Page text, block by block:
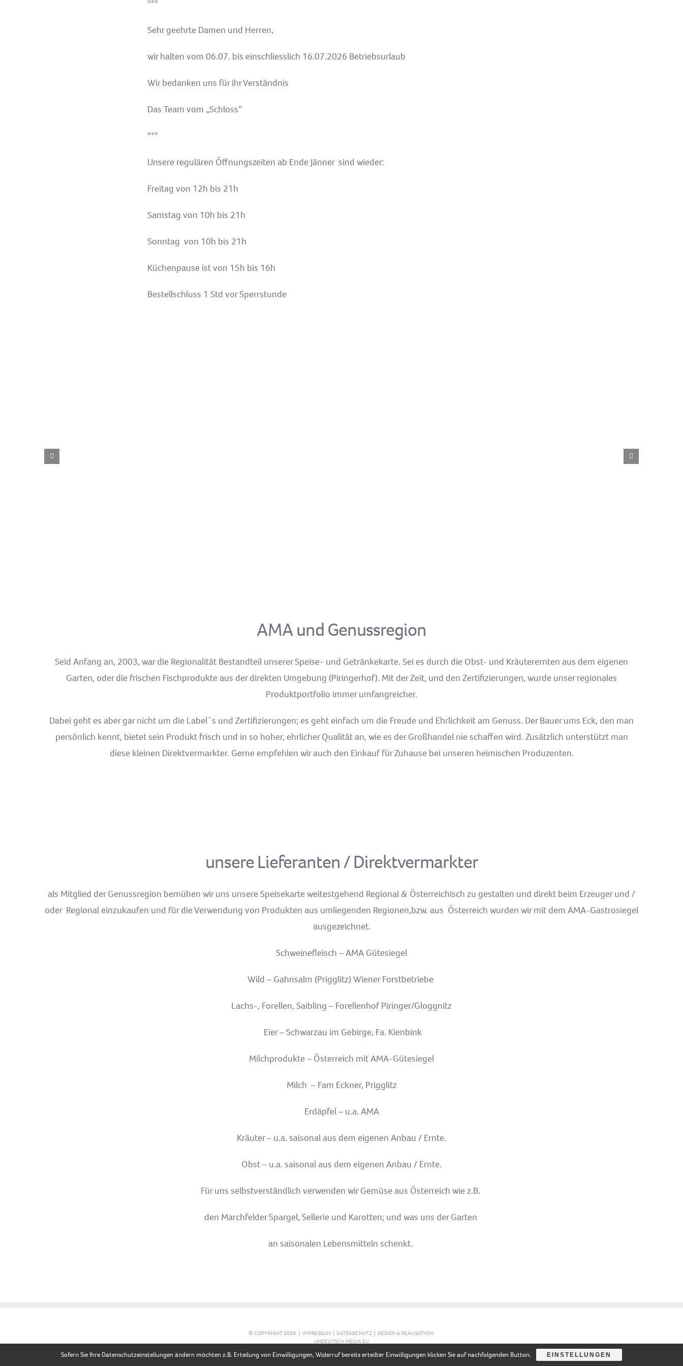
***
Sehr geehrte Damen und Herren,
wir halten vom 06.07. bis einschliesslich 16.07.2026 Betriebsurlaub
Wir bedanken uns für ihr Verständnis
Das Team vom „Schloss“
***
Unsere regulären Öffnungszeiten ab Ende Jänner sind wieder:
Freitag von 12h bis 21h
Samstag von 10h bis 21h
Sonntag von 10h bis 21h
Küchenpause ist von 15h bis 16h
Bestellschluss 1 Std vor Sperrstunde
AMA und Genussregion
Seid Anfang an, 2003, war die Regionalität Bestandteil unserer Speise- und Getränkekarte. Sei es durch die Obst- und Kräuterernten aus dem eigenen
Garten, oder die frischen Fischprodukte aus der direkten Umgebung (Piringerhof). Mit der Zeit, und den Zertifizierungen, wurde unser regionales
Produktportfolio immer umfangreicher.
Dabei geht es aber gar nicht um die Label`s und Zertifizierungen; es geht einfach um die Freude und Ehrlichkeit am Genuss. Der Bauer ums Eck, den man
persönlich kennt, bietet sein Produkt frisch und in so hoher, ehrlicher Qualität an, wie es der Großhandel nie schaffen wird. Zusätzlich unterstützt man
diese kleinen Direktvermarkter. Gerne empfehlen wir auch den Einkauf für Zuhause bei unseren heimischen Produzenten.
unsere Lieferanten / Direktvermarkter
als Mitglied der Genussregion bemühen wir uns unsere Speisekarte weitestgehend Regional & Österreichisch zu gestalten und direkt beim Erzeuger und /
oder Regional einzukaufen und für die Verwendung von Produkten aus umliegenden Regionen,bzw. aus Österreich wurden wir mit dem AMA-Gastrosiegel
ausgezeichnet.
Schweinefleisch – AMA Gütesiegel
Wild – Gahnsalm (Prigglitz) Wiener Forstbetriebe
Lachs-, Forellen, Saibling – Forellenhof Piringer/Gloggnitz
Eier – Schwarzau im Gebirge, Fa. Kienbink
Milchprodukte – Österreich mit AMA-Gütesiegel
Milch – Fam Eckner, Prigglitz
Erdäpfel – u.a. AMA
Kräuter – u.a. saisonal aus dem eigenen Anbau / Ernte.
Obst – u.a. saisonal aus dem eigenen Anbau / Ernte.
Für uns selbstverständlich verwenden wir Gemüse aus Österreich wie z.B.
den Marchfelder Spargel, Sellerie und Karotten; und was uns der Garten
an saisonalen Lebensmitteln schenkt.
© COPYRIGHT2026 | IMPRESSUM DATENSCHUTZ
DESIGN & REALISATION:
UNDEUTSCH MEDIA EU
Sofern Sie Ihre Datenschutzeinstellungen ändern möchten z.B. Erteilung von Einwilligungen, Widerruf bereits erteilter Einwilligungen klicken Sie auf nachfolgenden Button. EINSTELLUNGEN